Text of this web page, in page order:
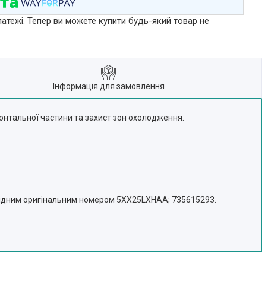
Тепер ви можете купити будь-який товар не
Інформація для замовлення
частини та захист зон охолодження.
оригінальним номером 5XX25LXHAA; 735615293.